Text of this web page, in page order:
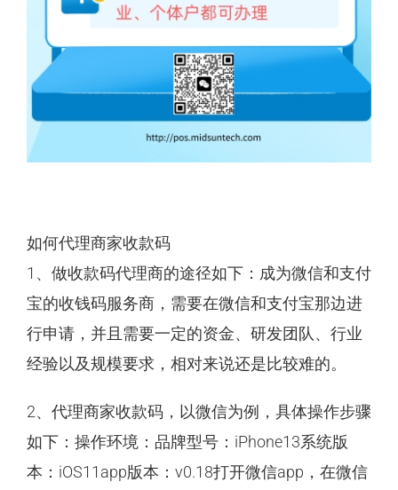
如何代理商家收款码
1、做收款码代理商的途径如下：成为微信和支付
宝的收钱码服务商，需要在微信和支付宝那边进
行申请，并且需要一定的资金、研发团队、行业
经验以及规模要求，相对来说还是比较难的。
2、代理商家收款码，以微信为例，具体操作步骤
如下：操作环境：品牌型号：iPhone13系统版
本：iOS11app版本：v0.18打开微信app，在微信